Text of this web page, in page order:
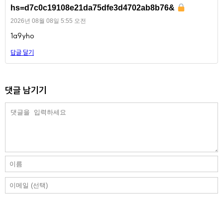
hs=d7c0c19108e21da75dfe3d4702ab8b76&
2026년 08월 08일 5:55 오전
1a9yho
답글 달기
댓글 남기기